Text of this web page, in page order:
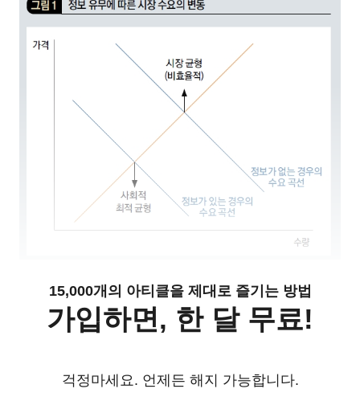
15,000개의 아티클을 제대로 즐기는 방법
가입하면, 한 달 무료!
걱정마세요. 언제든 해지 가능합니다.